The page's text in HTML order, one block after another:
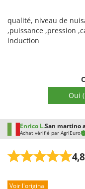
Prestations
Facilité d'utilisation
qualité, niveau de
,puissance ,pression
induction
Oui
Enrico L.San martino
Achat vérifié par AgriEuro
4,8
Prestations
Voir l'original